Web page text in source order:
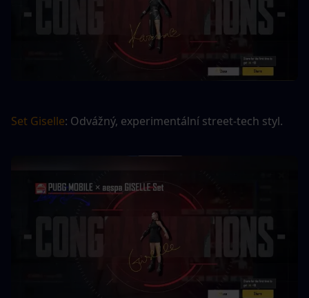
Set Giselle: Odvážný, experimentální street-tech styl.